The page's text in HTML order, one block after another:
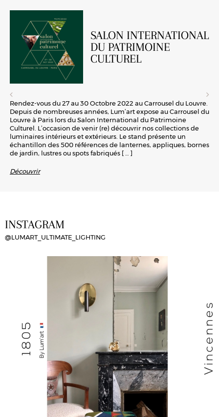
SALON INTERNATIONAL
DU PATRIMOINE
CULTUREL
Rendez-vous du 27 au 30 Octobre 2022 au Carrousel du Louvre.
Depuis de nombreuses années, Lum’art expose au Carrousel du
Louvre à Paris lors du Salon International du Patrimoine
Culturel. L’occasion de venir (re) découvrir nos collections de
luminaires intérieurs et extérieurs. Le stand présente un
échantillon des 500 références de lanternes, appliques, bornes
de jardin, lustres ou spots fabriqués [ … ]
Découvrir
INSTAGRAM
@LUMART_ULTIMATE_LIGHTING